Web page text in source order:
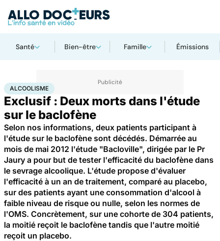
Santé Bien-être Famille Émissions
AccueilSantéAlcoolisme
ALCOOLISME
Exclusif : Deux morts dans l'étude
sur le baclofène
Selon nos informations, deux patients participant à
l'étude sur le baclofène sont décédés. Démarrée au
mois de mai 2012 l'étude "Bacloville", dirigée par le Pr
Jaury a pour but de tester l'efficacité du baclofène dans
le sevrage alcoolique. L'étude propose d'évaluer
l'efficacité à un an de traitement, comparé au placebo,
sur des patients ayant une consommation d'alcool à
faible niveau de risque ou nulle, selon les normes de
l'OMS. Concrètement, sur une cohorte de 304 patients,
la moitié reçoit le baclofène tandis que l'autre moitié
reçoit un placebo.